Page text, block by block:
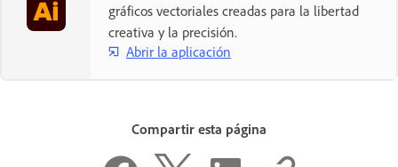
gráficos vectoriales creadas para la libertad
creativa y la precisión.
Abrir la aplicación
Compartir esta página